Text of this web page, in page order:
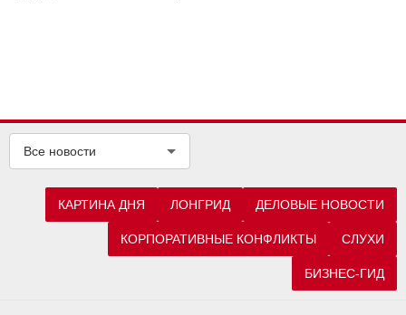
Все новости
КАРТИНА ДНЯ ЛОНГРИД ДЕЛОВЫЕ НОВОСТИ
КОРПОРАТИВНЫЕ КОНФЛИКТЫ СЛУХИ
БИЗНЕС-ГИД